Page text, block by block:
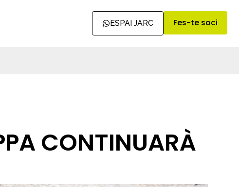
ESPAI JARC Fes-te soci
CONTINUARÀ